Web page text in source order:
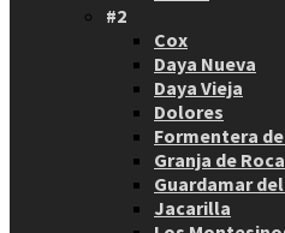
#2
Cox
Daya Nueva
Daya Vieja
Dolores
Formentera
Granja de
Guardamar
Jacarilla